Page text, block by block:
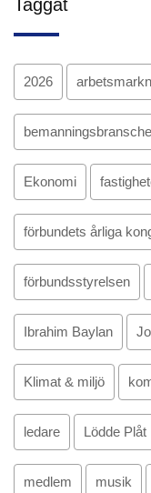
Taggat
2026
Ekonomi
förbundets årliga
förbundsstyrelsen
Ibrahim Baylan
Klimat & miljö
ledare Lödde Plåt
medlem musik